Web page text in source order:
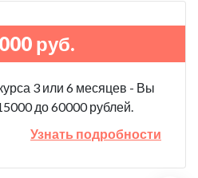
руб.
3 или 6 месяцев - Вы
до 60000 рублей.
Узнать подробности